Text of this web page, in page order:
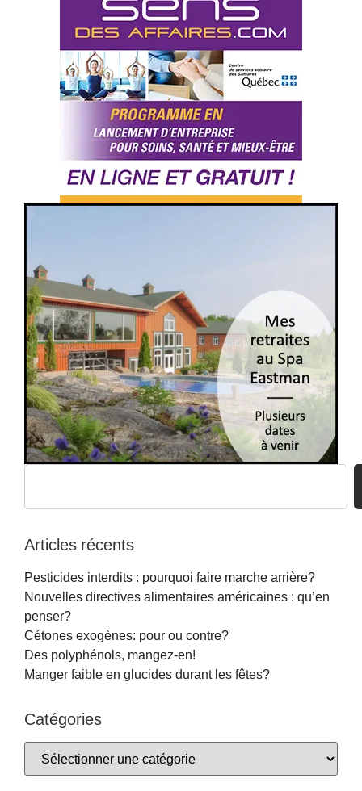
Articles récents
Pesticides interdits : pourquoi faire marche arrière?
Nouvelles directives alimentaires américaines : qu’en
penser?
Cétones exogènes: pour ou contre?
Des polyphénols, mangez-en!
Manger faible en glucides durant les fêtes?
Catégories